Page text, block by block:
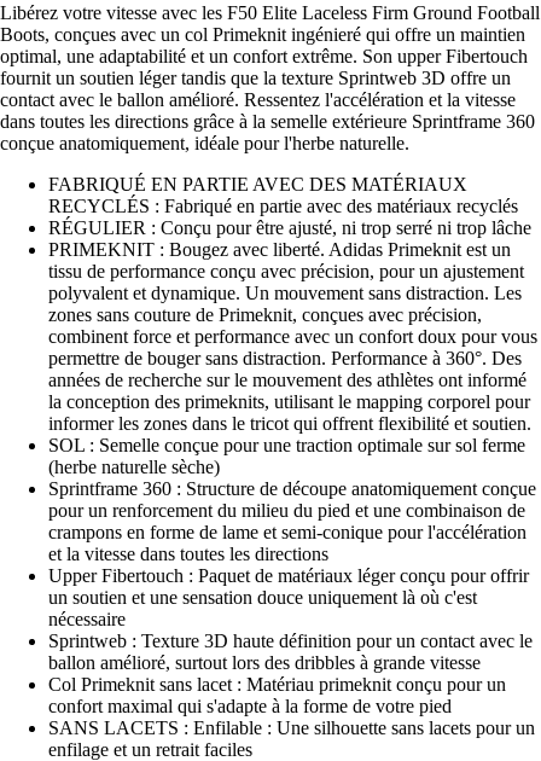
Libérez votre vitesse avec les F50 Elite Laceless Firm Ground Football
Boots, conçues avec un col Primeknit ingénieré qui offre un maintien
optimal, une adaptabilité et un confort extrême. Son upper Fibertouch
fournit un soutien léger tandis que la texture Sprintweb 3D offre un
contact avec le ballon amélioré. Ressentez l'accélération et la vitesse
dans toutes les directions grâce à la semelle extérieure Sprintframe 360
conçue anatomiquement, idéale pour l'herbe naturelle.
FABRIQUÉ EN PARTIE AVEC DES MATÉRIAUX
RECYCLÉS : Fabriqué en partie avec des matériaux recyclés
RÉGULIER : Conçu pour être ajusté, ni trop serré ni trop lâche
PRIMEKNIT : Bougez avec liberté. Adidas Primeknit est un
tissu de performance conçu avec précision, pour un ajustement
polyvalent et dynamique. Un mouvement sans distraction. Les
zones sans couture de Primeknit, conçues avec précision,
combinent force et performance avec un confort doux pour vous
permettre de bouger sans distraction. Performance à 360°. Des
années de recherche sur le mouvement des athlètes ont informé
la conception des primeknits, utilisant le mapping corporel pour
informer les zones dans le tricot qui offrent flexibilité et soutien.
SOL : Semelle conçue pour une traction optimale sur sol ferme
(herbe naturelle sèche)
Sprintframe 360 : Structure de découpe anatomiquement conçue
pour un renforcement du milieu du pied et une combinaison de
crampons en forme de lame et semi-conique pour l'accélération
et la vitesse dans toutes les directions
Upper Fibertouch : Paquet de matériaux léger conçu pour offrir
un soutien et une sensation douce uniquement là où c'est
nécessaire
Sprintweb : Texture 3D haute définition pour un contact avec le
ballon amélioré, surtout lors des dribbles à grande vitesse
Col Primeknit sans lacet : Matériau primeknit conçu pour un
confort maximal qui s'adapte à la forme de votre pied
SANS LACETS : Enfilable : Une silhouette sans lacets pour un
enfilage et un retrait faciles